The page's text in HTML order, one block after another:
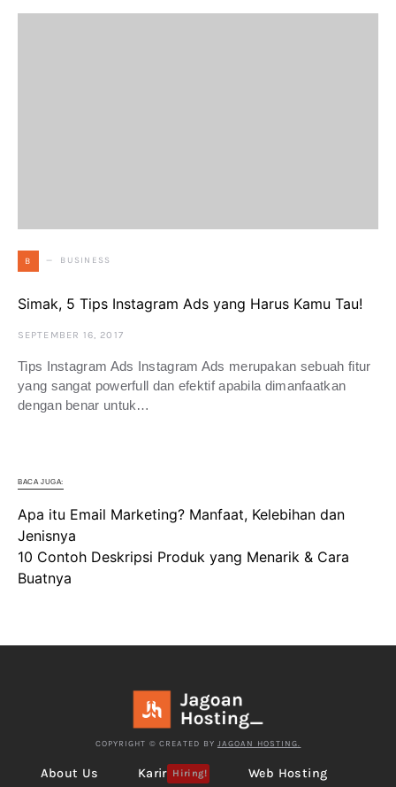
B BUSINESS
Simak, 5 Tips Instagram Ads yang Harus Kamu Tau!
SEPTEMBER 16, 2017
Tips Instagram Ads Instagram Ads merupakan sebuah fitur
yang sangat powerfull dan efektif apabila dimanfaatkan
dengan benar untuk…
BACA JUGA:
Apa itu Email Marketing? Manfaat, Kelebihan dan
Jenisnya
10 Contoh Deskripsi Produk yang Menarik & Cara
Buatnya
COPYRIGHT © CREATED BY JAGOAN HOSTING.
About Us Karir Hiring! Web Hosting